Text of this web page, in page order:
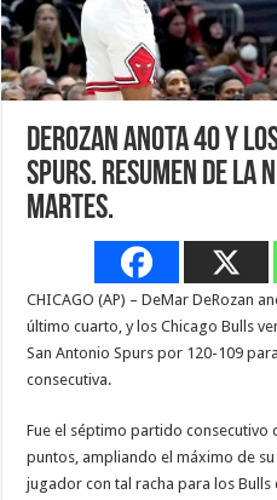
DeRozan anota 40 y
Spurs. Resumen de la
martes.
CHICAGO (AP) – DeMar DeRozan
último cuarto, y los Chicago Bulls
San Antonio Spurs por 120-109
consecutiva.
Fue el séptimo partido consecutivo
puntos, ampliando el máximo de
jugador con tal racha para los